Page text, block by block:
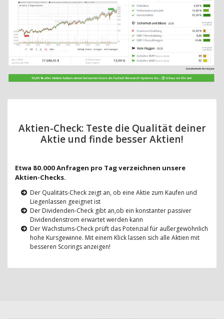
Aktien-Check: Teste die Qualität deiner
Aktie und finde besser Aktien!
Etwa 80.000 Anfragen pro Tag verzeichnen unsere
Aktien-Checks.
Der Qualitäts-Check zeigt an, ob eine Aktie zum Kaufen und
Liegenlassen geeignet ist
Der Dividenden-Check gibt an,ob ein konstanter passiver
Dividendenstrom erwartet werden kann
Der Wachstums-Check prüft das Potenzial für außergewöhnlich
hohe Kursgewinne. Mit einem Klick lassen sich alle Aktien mit
besseren Scorings anzeigen!